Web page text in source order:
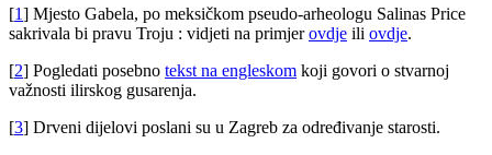
[1] Mjesto Gabela, po meksičkom pseudo-arheologu Salinas Price
sakrivala bi pravu Troju : vidjeti na primjerovdje ili ovdje.
[2] Pogledati posebno tekst na engleskom koji govori o stvarnoj
važnosti ilirskog gusarenja.
[3] Drveni dijelovi poslani su u Zagreb za određivanje starosti.